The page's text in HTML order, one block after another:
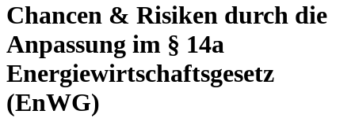
Chancen & Risiken durch die
Anpassung im § 14a
Energiewirtschaftsgesetz
(EnWG)